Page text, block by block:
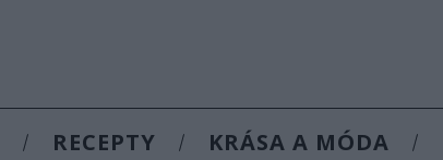
RECEPTY KRÁSA A MÓDA